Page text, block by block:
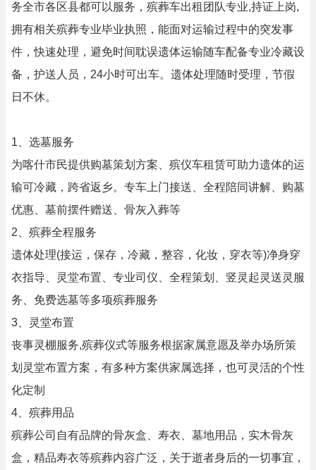
务全市各区县都可以服务，殡葬车出租团队专业,持证上岗,
拥有相关殡葬专业毕业执照，能面对运输过程中的突发事
件，快速处理，避免时间耽误遗体运输随车配备专业冷藏设
备，护送人员，24小时可出车。遗体处理随时受理，节假
日不休。
1、选墓服务
为喀什市民提供购墓策划方案、殡仪车租赁可助力遗体的运
输可冷藏，跨省返乡。专车上门接送、全程陪同讲解、购墓
优惠、墓前摆件赠送、骨灰入葬等
2、殡葬全程服务
遗体处理(接运，保存，冷藏，整容，化妆，穿衣等)净身穿
衣指导、灵堂布置、专业司仪、全程策划、竖灵起灵送灵服
务、免费选墓等多项殡葬服务
3、灵堂布置
丧事灵棚服务,殡葬仪式等服务根据家属意愿及举办场所策
划灵堂布置方案，有多种方案供家属选择，也可灵活的个性
化定制
4、殡葬用品
殡葬公司自有品牌的骨灰盒、寿衣、墓地用品，实木骨灰
盒，精品寿衣等殡葬内容广泛，关于逝者身后的一切事宜，